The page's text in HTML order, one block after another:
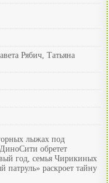
Рябич, Татьяна
лыжах под
обретет
год, семья Чирикиных
патруль» раскроет тайну